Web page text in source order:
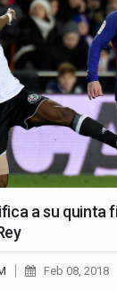
a su quinta
Feb 08, 2018